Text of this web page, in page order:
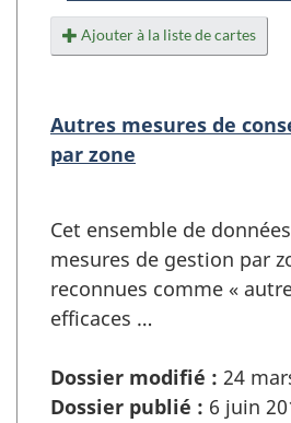
Ajouter à la liste de cartes
Autres mesures de
par zone
Cet ensemble de
mesures de gestion par
reconnues comme «
efficaces …
Dossier modifié : 24
Dossier publié : 6 juin